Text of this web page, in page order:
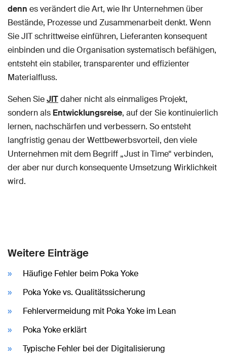
denn es verändert die Art, wie Ihr Unternehmen über
Bestände, Prozesse und Zusammenarbeit denkt. Wenn
Sie JIT schrittweise einführen, Lieferanten konsequent
einbinden und die Organisation systematisch befähigen,
entsteht ein stabiler, transparenter und effizienter
Materialfluss.
Sehen SieJITdaher nicht als einmaliges Projekt,
sondern als Entwicklungsreise, auf der Sie kontinuierlich
lernen, nachschärfen und verbessern. So entsteht
langfristig genau der Wettbewerbsvorteil, den viele
Unternehmen mit dem Begriff „Just in Time“ verbinden,
der aber nur durch konsequente Umsetzung Wirklichkeit
wird.
Weitere Einträge
Häufige Fehler beim Poka Yoke
Poka Yoke vs. Qualitätssicherung
Fehlervermeidung mit Poka Yoke im Lean
Poka Yoke erklärt
Typische Fehler bei der Digitalisierung